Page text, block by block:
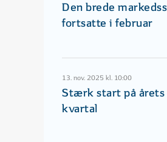
Den brede
fortsatte i februar
13. nov. 2025 kl. 10:00
Stærk start på årets
kvartal